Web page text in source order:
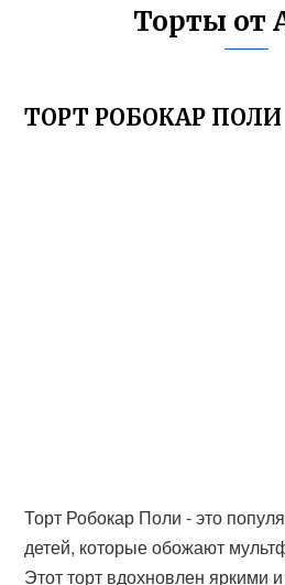
Торты от
ТОРТ РОБОКАР ПОЛИ
Торт Робокар Поли - это
детей, которые обожают
Этот торт вдохновлен яркими